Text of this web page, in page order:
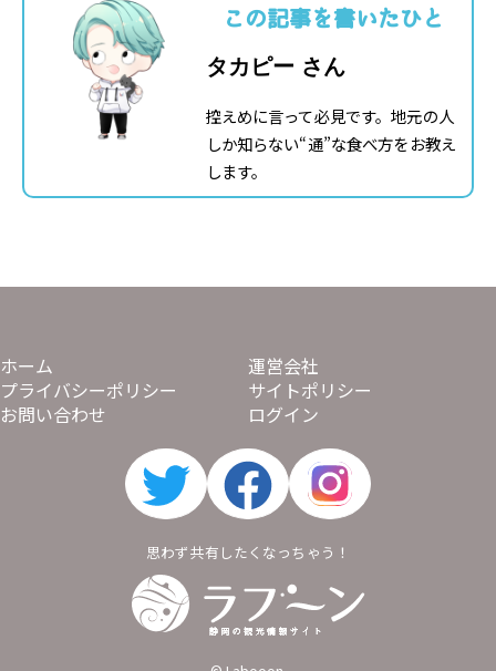
この記事を書いたひと
タカピー さん
控えめに言って必見です。地元の人
しか知らない“通”な食べ方をお教え
します。
ホーム
運営会社
プライバシーポリシー
サイトポリシー
お問い合わせ
ログイン
思わず共有したくなっちゃう！